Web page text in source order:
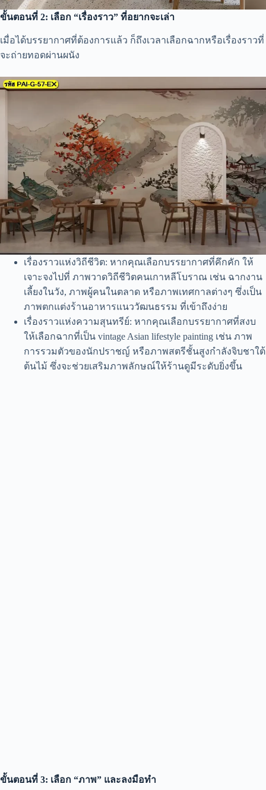
ขั้นตอนที่ 2: เลือก “เรื่องราว” ที่อยากจะเล่า
เมื่อได้บรรยากาศที่ต้องการแล้ว ก็ถึงเวลาเลือกฉากหรือเรื่องราวที่
จะถ่ายทอดผ่านผนัง
เรื่องราวแห่งวิถีชีวิต: หากคุณเลือกบรรยากาศที่คึกคัก ให้
เจาะจงไปที่ ภาพวาดวิถีชีวิตคนเกาหลีโบราณ เช่น ฉากงาน
เลี้ยงในวัง, ภาพผู้คนในตลาด หรือภาพเทศกาลต่างๆ ซึ่งเป็น
ภาพตกแต่งร้านอาหารแนววัฒนธรรม ที่เข้าถึงง่าย
เรื่องราวแห่งความสุนทรีย์: หากคุณเลือกบรรยากาศที่สงบ
ให้เลือกฉากที่เป็น vintage Asian lifestyle painting เช่น ภาพ
การรวมตัวของนักปราชญ์ หรือภาพสตรีชั้นสูงกำลังจิบชาใต้
ต้นไม้ ซึ่งจะช่วยเสริมภาพลักษณ์ให้ร้านดูมีระดับยิ่งขึ้น
ขั้นตอนที่ 3: เลือก “ภาพ” และลงมือทำ